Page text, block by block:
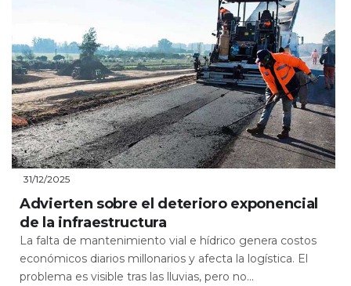
31/12/2025
Advierten sobre el deterioro exponencial
de la infraestructura
La falta de mantenimiento vial e hídrico genera costos
económicos diarios millonarios y afecta la logística. El
problema es visible tras las lluvias, pero no...